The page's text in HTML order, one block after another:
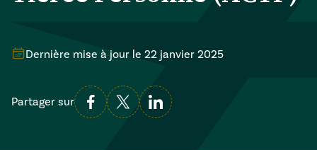
Dernière mise à jour le 22 janvier 2025
Partager sur